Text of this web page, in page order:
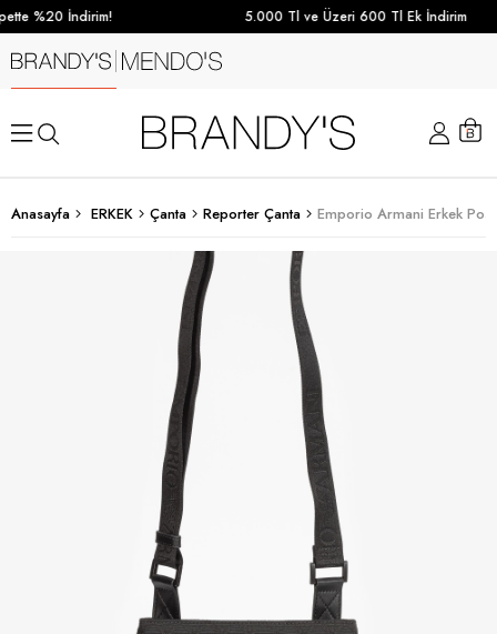
%20 İndirim! 5.000 Tl ve Üzeri 600 Tl Ek İndirim
Anasayfa ERKEK Çanta Reporter Çanta Emporio Armani Erkek